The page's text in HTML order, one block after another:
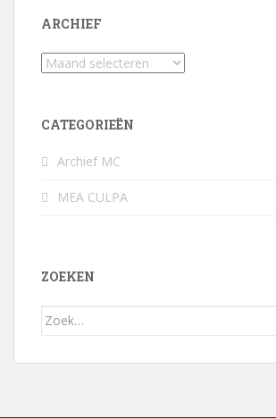
ARCHIEF
Archief
CATEGORIEËN
Archief MC
MEA CULPA
ZOEKEN
Zoek